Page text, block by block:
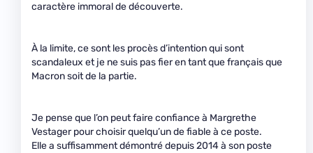
caractère immoral de découverte.
À la limite, ce sont les procès d’intention qui sont
scandaleux et je ne suis pas fier en tant que français que
Macron soit de la partie.
Je pense que l’on peut faire confiance à Margrethe
Vestager pour choisir quelqu’un de fiable à ce poste.
Elle a suffisamment démontré depuis 2014 à son poste